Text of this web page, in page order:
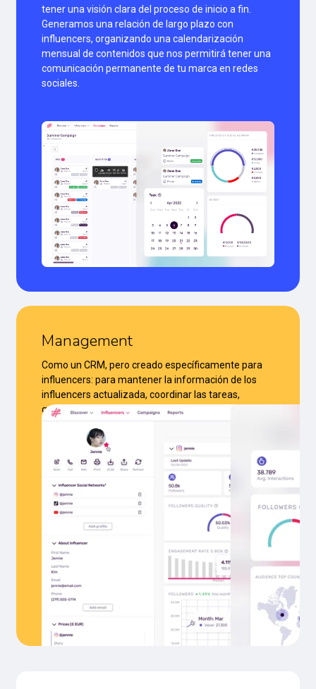
tener una visión clara del proceso de inicio a fin.
Generamos una relación de largo plazo con
influencers, organizando una calendarización
mensual de contenidos que nos permitirá tener una
comunicación permanente de tu marca en redes
sociales.
Management
Como un CRM, pero creado específicamente para
influencers: para mantener la información de los
influencers actualizada, coordinar las tareas,
guardar la información histórica, etc.